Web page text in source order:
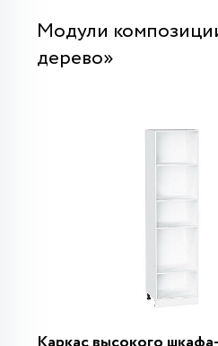
Модули
дерево»